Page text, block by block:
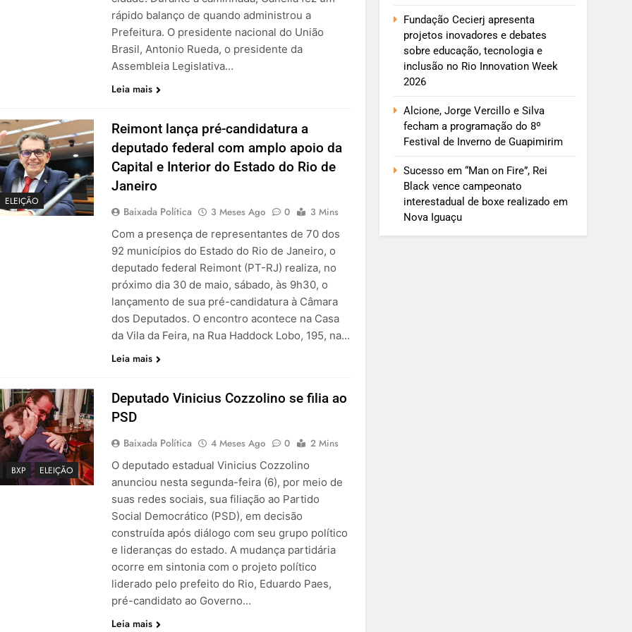
rápido balanço de quando administrou a
Prefeitura. O presidente nacional do União
Brasil, Antonio Rueda, o presidente da
Assembleia Legislativa…
Leia mais
ELEIÇÃO
Reimont lança pré-candidatura a
deputado federal com amplo apoio da
Capital e Interior do Estado do Rio de
Janeiro
Baixada Política 3 Meses Ago 0
3 Mins
Com a presença de representantes de 70 dos
92 municípios do Estado do Rio de Janeiro, o
deputado federal Reimont (PT-RJ) realiza, no
próximo dia 30 de maio, sábado, às 9h30, o
lançamento de sua pré-candidatura à Câmara
dos Deputados. O encontro acontece na Casa
da Vila da Feira, na Rua Haddock Lobo, 195, na…
Leia mais
BXP ELEIÇÃO
Deputado Vinicius Cozzolino se filia ao
PSD
Baixada Política 4 Meses Ago 0
2 Mins
O deputado estadual Vinicius Cozzolino
anunciou nesta segunda-feira (6), por meio de
suas redes sociais, sua filiação ao Partido
Social Democrático (PSD), em decisão
construída após diálogo com seu grupo político
e lideranças do estado. A mudança partidária
ocorre em sintonia com o projeto político
liderado pelo prefeito do Rio, Eduardo Paes,
pré-candidato ao Governo…
Leia mais
Fundação Cecierj apresenta
projetos inovadores e debates
sobre educação, tecnologia e
inclusão no Rio Innovation Week
2026
Alcione, Jorge Vercillo e Silva
fecham a programação do 8º
Festival de Inverno de Guapimirim
Sucesso em “Man on Fire”, Rei
Black vence campeonato
interestadual de boxe realizado em
Nova Iguaçu